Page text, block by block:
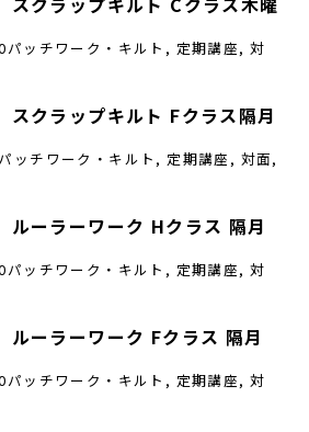
パッチワーク・キルト , 定期講座,対
スクラップキルト Fクラス隔月
パッチワーク・キルト , 定期講座 , 対面,
ルーラーワーク Hクラス 隔月
パッチワーク・キルト , 定期講座,対
ルーラーワーク Fクラス 隔月
パッチワーク・キルト , 定期講座,対